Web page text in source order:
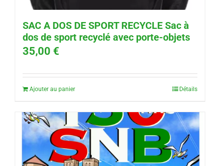
SAC A DOS DE SPORT RECYCLE Sac à
dos de sport recyclé avec porte-objets
35,00 €
Ajouter au panier Détails